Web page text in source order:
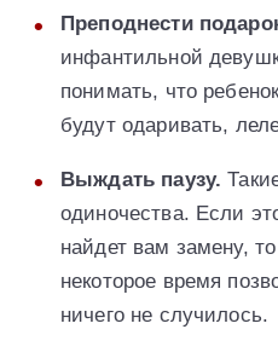
Преподнести
инфантильной
понимать, что
будут одаривать,
Выждать паузу.
одиночества. Если
найдет вам замену,
некоторое время
ничего не случилось.